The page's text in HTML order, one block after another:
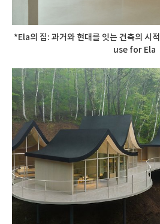
*Ela의 집: 과거와 현대를 잇는 건축의
use for Ela